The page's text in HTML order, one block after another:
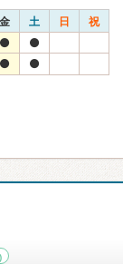
金 土 日 祝